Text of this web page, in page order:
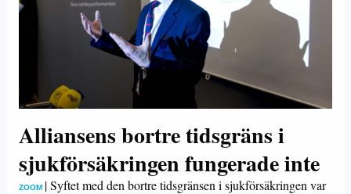
Alliansens bortre tidsgräns i
sjukförsäkringen fungerade inte
ZOOM |Syftet med den bortre tidsgränsen i sjukförsäkringen var